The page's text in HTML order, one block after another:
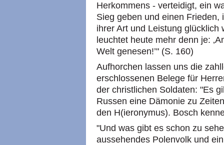
Herkommens - verteidigt, ein
Sieg geben und einen
ihrer Art und Leistung
leuchtet heute mehr denn je:
Welt genesen!’" (S. 160)
Aufhorchen lassen uns die
erschlossenen Belege für
der christlichen Soldaten: "Es
Russen eine Dämonie zu
den H(ieronymus). Bosch
"Und was gibt es schon zu
aussehendes Polenvolk und